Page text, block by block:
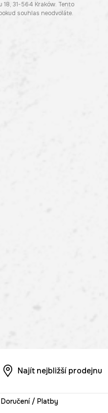
31-564 Kraków. Tento
souhlas neodvoláte.
Najít nejbližší prodejnu
Doručení / Platby